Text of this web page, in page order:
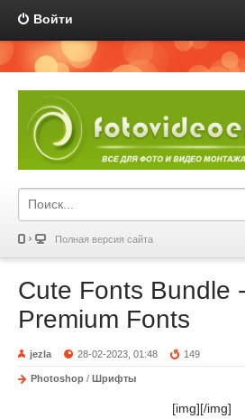
Войти
Полная версия сайта
Cute Fonts Bundle
Premium Fonts
jezla 28-02-2023, 01:48 149
Photoshop / Шрифты
[img][/img]